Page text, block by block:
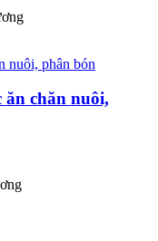
chăn nuôi,